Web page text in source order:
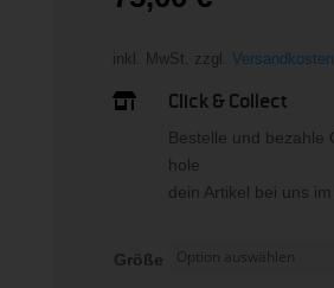
inkl. MwSt. zzgl. Versandkosten
 Click & Collect
Bestelle und bezahle
hole
dein Artikel bei uns im
Größe